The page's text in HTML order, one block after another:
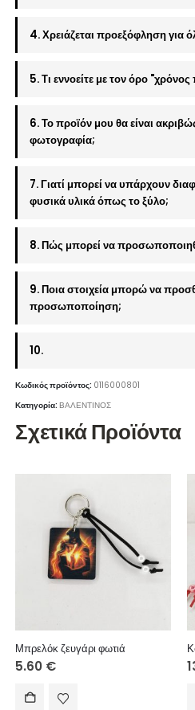
4. Χρειάζεται προεξόφληση για
5. Τι εννοείτε με τον όρο
6. Το προϊόν μου θα είναι
φωτογραφία;
7. Γιατί μπορεί να υπάρχουν
φυσικά υλικά όπως το ξύλο;
8. Πώς μπορεί να
9. Ποια στοιχεία μπορώ να
προσωποποίηση;
10.
Κωδικός προϊόντος: 0116000801
Κατηγορία:ΒΑΛΕΝΤΙΝΟΣ
Σχετικά Προϊόντα
Μπρελόκ ζευγάρι φωτιά
5.60 €